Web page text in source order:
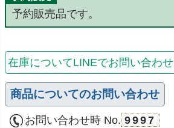
予約販売品です。
在庫についてLINEでお問い合わせ
商品についてのお問い合わせ
お問い合わせ時 No. 9997